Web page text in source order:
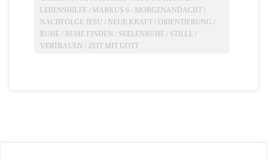
LEBENSHILFE / MARKUS 6 / MORGENANDACHT /
NACHFOLGE JESU / NEUE KRAFT /ORIENTIERUNG /
RUHE / RUHE FINDEN / SEELENRUHE / STILLE /
VERTRAUEN / ZEIT MIT GOTT